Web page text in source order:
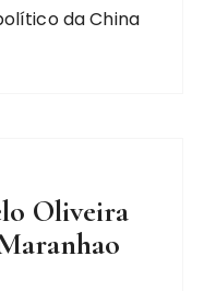
da China
Oliveira